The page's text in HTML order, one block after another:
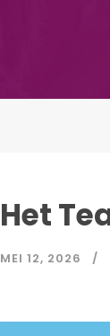
Het
MEI 12, 2026